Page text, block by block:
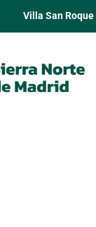
Villa San Roque